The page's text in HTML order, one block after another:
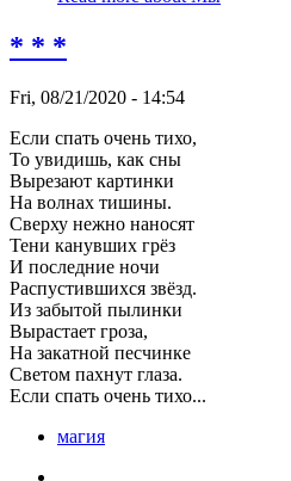
* * *
Fri, 08/21/2020 - 14:54
Если спать очень тихо,
То увидишь, как сны
Вырезают картинки
На волнах тишины.
Сверху нежно наносят
Тени канувших грёз
И последние ночи
Распустившихся звёзд.
Из забытой пылинки
Вырастает гроза,
На закатной песчинке
Светом пахнут глаза.
Если спать очень тихо...
магия